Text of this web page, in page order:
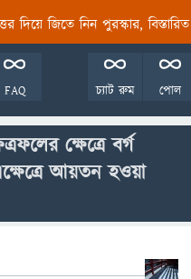
দিয়ে জিতে নিন পুরস্কার, বিস্তারিত
FAQ পোল
চ্যাট রুম
ক্ষেত্রে বর্গ
আয়তন হওয়া